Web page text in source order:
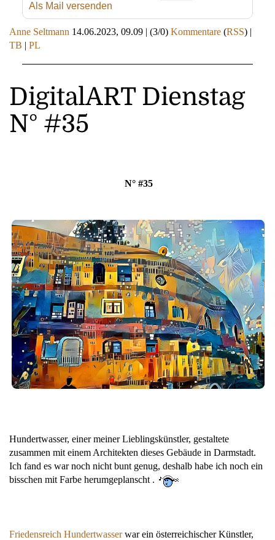
Als Mail versenden
Anne Seltmann 14.06.2023, 09.09 | (3/0) Kommentare (RSS) |
TB | PL
DigitalART Dienstag
N° #35
N° #35
Hundertwasser, einer meiner Lieblingskünstler, gestaltete
zusammen mit einem Architekten dieses Gebäude in Darmstadt.
Ich fand es war noch nicht bunt genug, deshalb habe ich noch ein
bisschen mit Farbe herumgeplanscht .
Friedensreich Hundertwasserwar ein österreichischer Künstler,